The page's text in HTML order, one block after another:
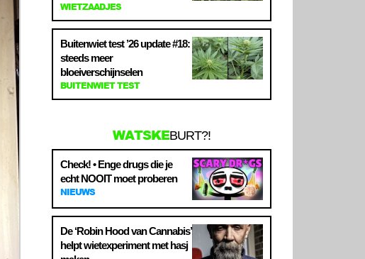
WIETZAADJES
Buitenwiet test ’26 update #18:
steeds meer
bloeiverschijnselen
BUITENWIET TEST
WATSKEBURT?!
Check! • Enge drugs die je
echt NOOIT moet proberen
NIEUWS
De ‘Robin Hood van Cannabis’
helpt wietexperiment met hasj